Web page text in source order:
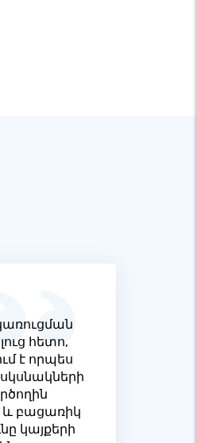
հետո,
է որպես
և բացառիկ
կայքերի